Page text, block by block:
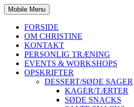
Mobile Menu
FORSIDE
OM CHRISTINE
KONTAKT
PERSONLIG TRÆNING
EVENTS & WORKSHOPS
OPSKRIFTER
DESSERT/SØDE SAGER
KAGER/TÆRTER
SØDE SNACKS